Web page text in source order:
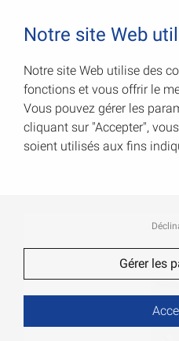
Équerres de
perforées
Code Art.: 070945000
Notre site Web
Notre site Web utilise des
fonctions et vous offrir le
Vous pouvez gérer les
cliquant sur "Accepter",
soient utilisés aux fins
Gérer les